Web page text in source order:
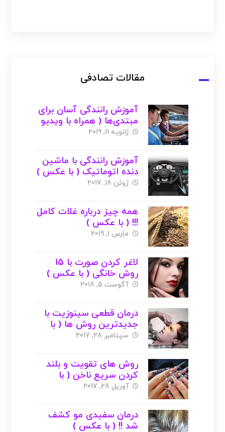
مقالات تصادفی
آموزش رانندگی آسان برای
مبتدی‌ها ( همراه با ویدیو
)
ژانویه 11, 2019
آموزش رانندگی با ماشین
دنده اتوماتیک ( با عکس )
ژوئن 18, 2017
همه چیز درباره غلات کامل
!!! ( با عکس )
مارس 1, 2019
لاغر کردن صورت با 15
روش خانگی ( با عکس )
آگوست 5, 2018
درمان قطعی سینوزیت با
جدیدترین روش ها ( با
عکس )
سپتامبر 28, 2017
روش های تقویت و بلند
کردن سریع ناخن ( با
عکس )
آوریل 28, 2017
درمان سفیدی مو کشف
شد !! ( با عکس )